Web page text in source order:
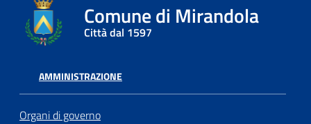
Comune di Mirandola
Città dal 1597
AMMINISTRAZIONE
Organi di governo